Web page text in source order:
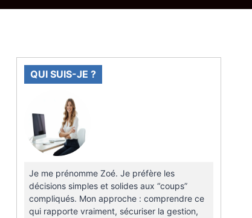
QUI SUIS-JE ?
Je me prénomme Zoé. Je préfère les
décisions simples et solides aux “coups”
compliqués. Mon approche : comprendre ce
qui rapporte vraiment, sécuriser la gestion,